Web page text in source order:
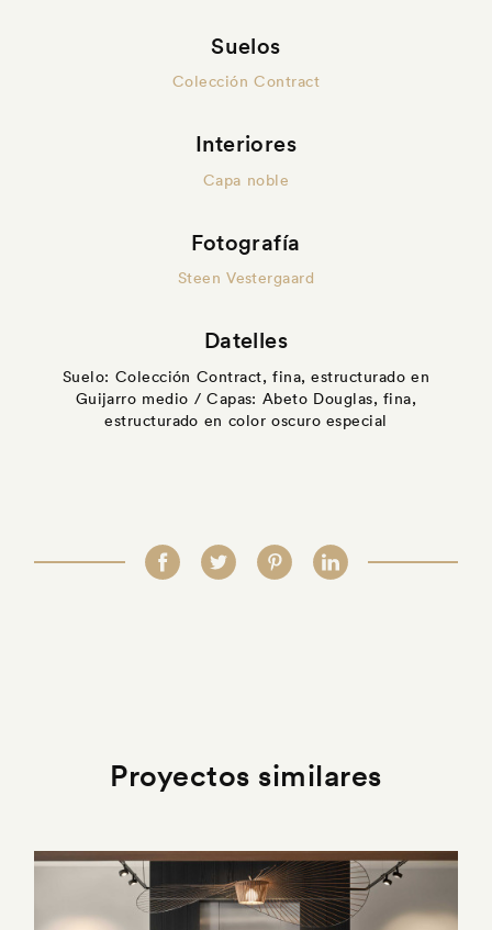
Suelos
Colección Contract
Interiores
Capa noble
Fotografía
Steen Vestergaard
Datelles
Suelo: Colección Contract, fina, estructurado en
Guijarro medio / Capas: Abeto Douglas, fina,
estructurado en color oscuro especial
Proyectos similares